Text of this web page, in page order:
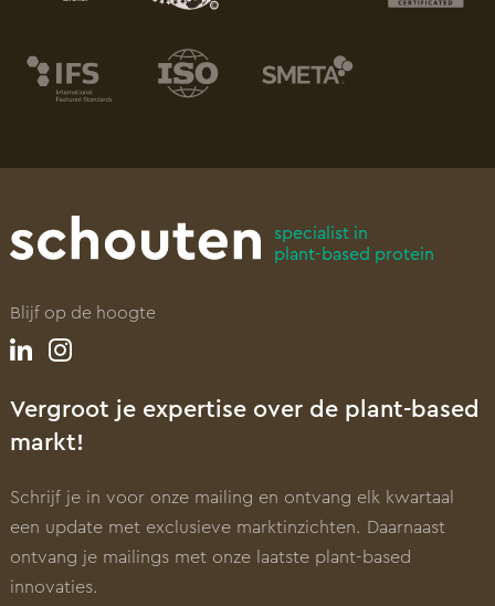
specialist in
plant-based protein
Blijf op de hoogte
Vergroot je expertise over de plant-based
markt!
Schrijf je in voor onze mailing en ontvang elk kwartaal
een update met exclusieve marktinzichten. Daarnaast
ontvang je mailings met onze laatste plant-based
innovaties.